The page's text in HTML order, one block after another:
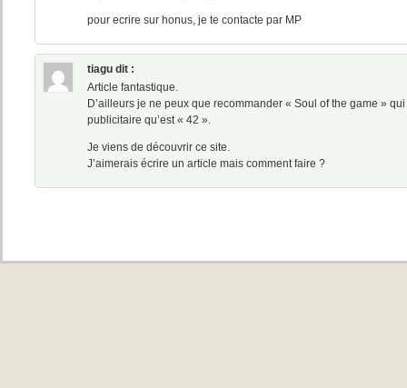
pour ecrire sur honus, je te contacte par MP
tiagu dit :
Article fantastique.
D’ailleurs je ne peux que recommander « Soul of the game »
publicitaire qu’est « 42 ».
Je viens de découvrir ce site.
J’aimerais écrire un article mais comment faire ?